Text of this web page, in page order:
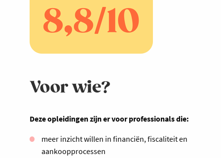
Voor wie?
Deze opleidingen zijn er voor professionals die:
meer inzicht willen in financiën, fiscaliteit en
aankoopprocessen